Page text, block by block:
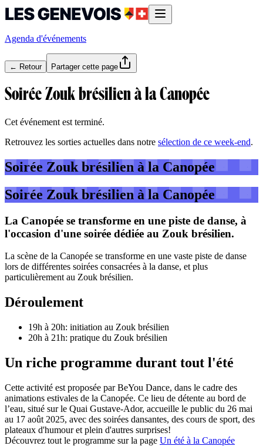
Agenda d'événements
← Retour Partager cette page
Soirée Zouk brésilien à la Canopée
Cet événement est terminé.
Retrouvez les sorties actuelles dans notre sélection de ce week-end.
Soirée Zouk brésilien à la Canopée
Soirée Zouk brésilien à la Canopée
La Canopée se transforme en une piste de danse, à
l'occasion d'une soirée dédiée au Zouk brésilien.
La scène de la Canopée se transforme en une vaste piste de danse
lors de différentes soirées consacrées à la danse, et plus
particulièrement au Zouk brésilien.
Déroulement
19h à 20h: initiation au Zouk brésilien
20h à 21h: pratique du Zouk brésilien
Un riche programme durant tout l'été
Cette activité est proposée par BeYou Dance, dans le cadre des
animations estivales de la Canopée. Ce lieu de détente au bord de
l’eau, situé sur le Quai Gustave-Ador, accueille le public du 26 mai
au 17 août 2025, avec des soirées dansantes, des cours de sport, des
plateaux d'humour et plein d'autres surprises!
Découvrez tout le programme sur la page Un été à la Canopée